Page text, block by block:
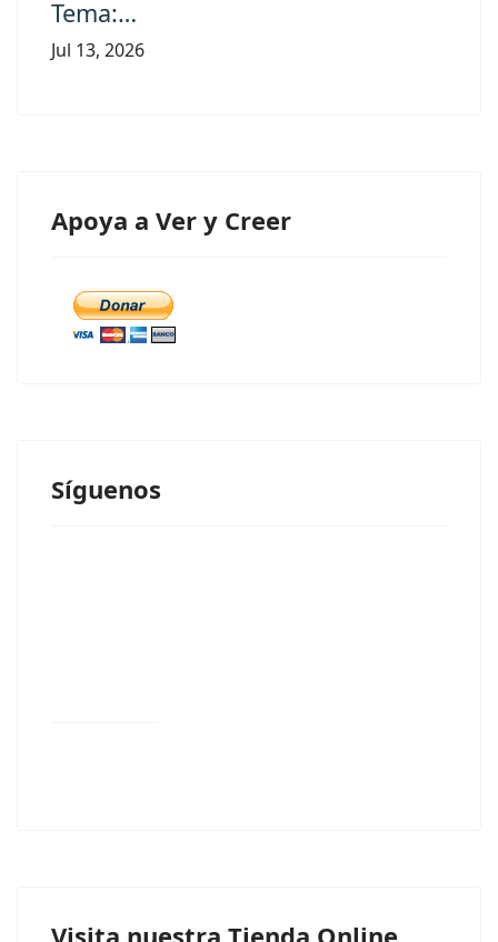
Tema:…
Jul 13, 2026
Apoya a Ver y Creer
Síguenos
Visita nuestra Tienda Online